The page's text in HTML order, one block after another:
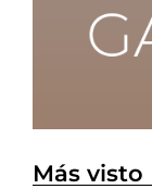
Más visto